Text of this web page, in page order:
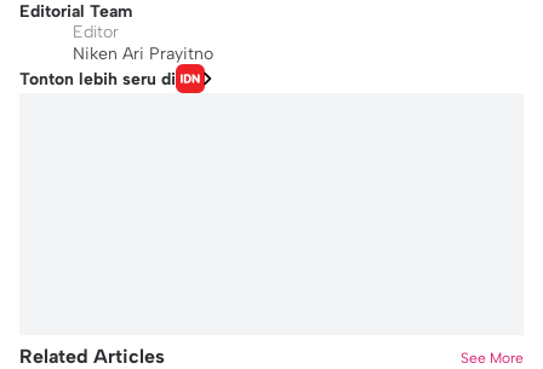
Editorial Team
Editor
Niken Ari Prayitno
Tonton lebih seru di
Related Articles See More